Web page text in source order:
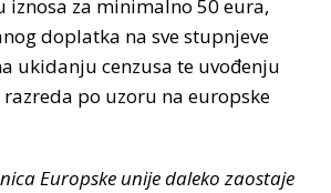
iznosa za minimalno 50 eura,
doplatka na sve stupnjeve
ukidanju cenzusa te uvođenju
po uzoru na europske
Europske unije daleko zaostaje